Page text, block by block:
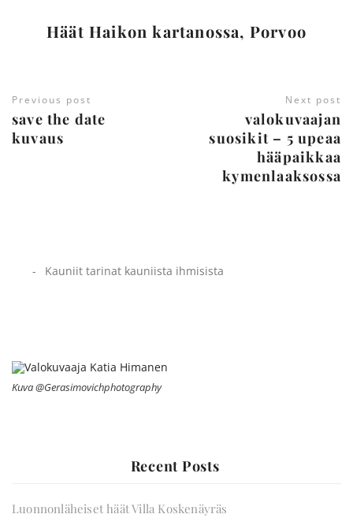
Häät Haikon kartanossa, Porvoo
Previous post
save the date
kuvaus
Next post
valokuvaajan
suosikit – 5 upeaa
hääpaikkaa
kymenlaaksossa
Kauniit tarinat kauniista ihmisista
Kuva @Gerasimovichphotography
Recent Posts
Luonnonläheiset häät Villa Koskenäyräs